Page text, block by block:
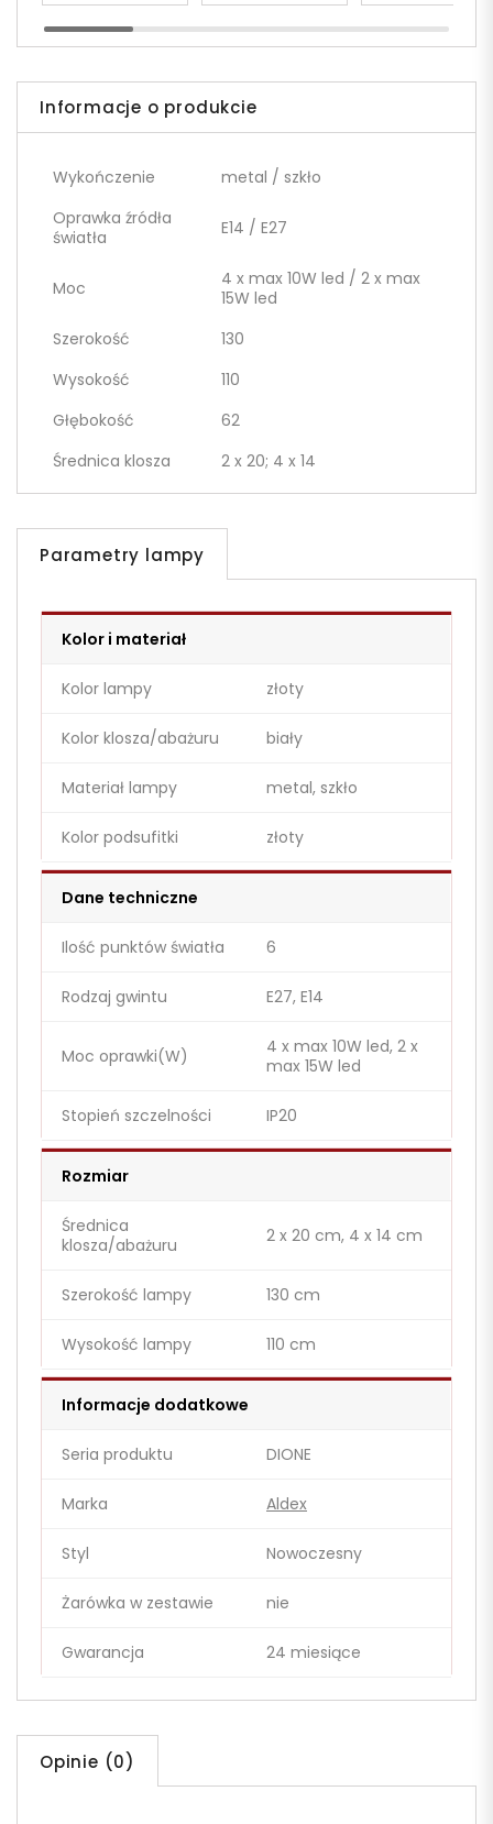
Informacje o produkcie
Wykończenie
metal / szkło
Oprawka źródła
światła
E14 / E27
Moc
4 x max 10W led / 2 x max
15W led
Szerokość
130
Wysokość
110
Głębokość
62
Średnica klosza
2 x 20; 4 x 14
Parametry lampy
Kolor i materiał
Kolor lampy złoty
Kolor klosza/abażuru biały
Materiał lampy metal, szkło
Kolor podsufitki złoty
Dane techniczne
Ilość punktów światła 6
Rodzaj gwintu E27, E14
Moc oprawki(W)
4 x max 10W led, 2 x
max 15W led
Stopień szczelności IP20
Rozmiar
Średnica
klosza/abażuru
2 x 20 cm, 4 x 14 cm
Szerokość lampy 130 cm
Wysokość lampy 110 cm
Informacje dodatkowe
Seria produktu DIONE
Marka Aldex
Styl Nowoczesny
Żarówka w zestawie nie
Gwarancja 24 miesiące
Opinie (0)